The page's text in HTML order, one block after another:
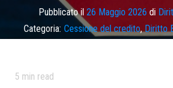
Pubblicato il 26 Maggio 2026 di
Categoria: Cessione del credito, Diritto
2167/2021/UE
5 min read